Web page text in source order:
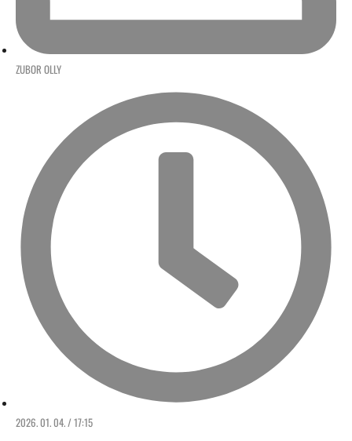
ZUBOR OLLY
2026. 01. 04. / 17:15